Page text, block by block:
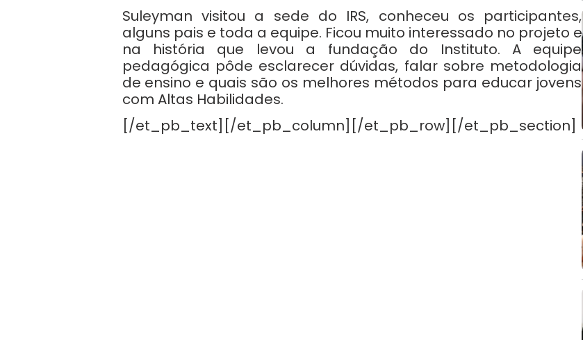
Suleyman visitou a sede do IRS, conheceu os participantes,
alguns pais e toda a equipe. Ficou muito interessado no projeto e
na história que levou a fundação do Instituto. A equipe
pedagógica pôde esclarecer dúvidas, falar sobre metodologia
de ensino e quais são os melhores métodos para educar jovens
com Altas Habilidades.
[/et_pb_text][/et_pb_column][/et_pb_row][/et_pb_section]